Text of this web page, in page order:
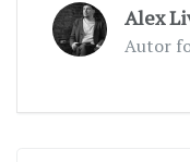
Alex
Autor